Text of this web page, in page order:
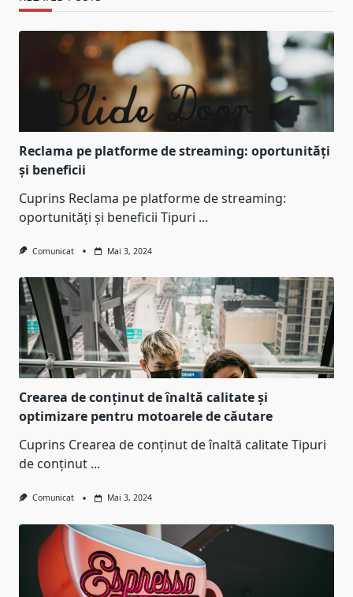
Reclama pe platforme de streaming: oportunități
și beneficii
Cuprins Reclama pe platforme de streaming:
oportunități și beneficii Tipuri ...
Comunicat Mai 3, 2024
Crearea de conținut de înaltă calitate și
optimizare pentru motoarele de căutare
Cuprins Crearea de conținut de înaltă calitate Tipuri
de conținut ...
Comunicat Mai 3, 2024